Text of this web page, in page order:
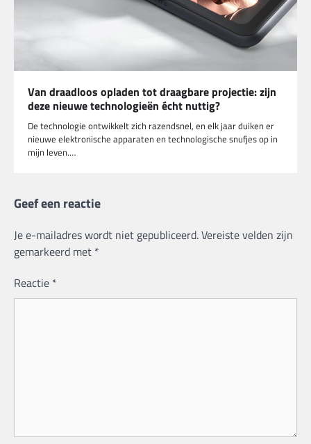
Van draadloos opladen tot draagbare projectie: zijn
deze nieuwe technologieën écht nuttig?
De technologie ontwikkelt zich razendsnel, en elk jaar duiken er
nieuwe elektronische apparaten en technologische snufjes op in
mijn leven.…
Geef een reactie
Je e-mailadres wordt niet gepubliceerd.Vereiste velden zijn
gemarkeerd met *
Reactie *